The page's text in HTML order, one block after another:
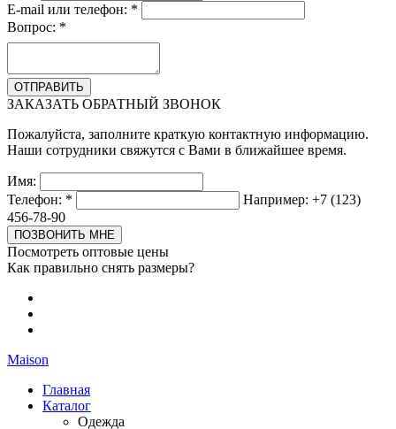
E-mail или телефон: *
Вопрос: *
ЗАКАЗАТЬ ОБРАТНЫЙ ЗВОНОК
Пожалуйста, заполните краткую контактную информацию.
Наши сотрудники свяжутся с Вами в ближайшее время.
Имя:
Телефон: *
Например: +7 (123)
456-78-90
Посмотреть оптовые цены
Как правильно снять размеры?
Maison
Главная
Каталог
Одежда